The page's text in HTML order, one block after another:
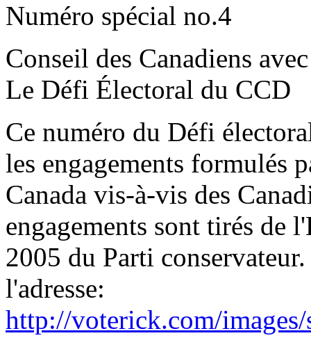
Numéro spécial no.4
Conseil des Canadiens
Le Défi Électoral du CCD
Ce numéro du Défi
les engagements formulés
Canada vis-à-vis des
engagements sont tirés de
2005 du Parti
l'adresse:
http://voterick.com/